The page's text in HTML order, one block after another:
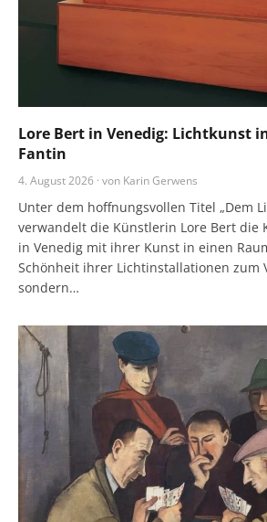
Lore Bert in Venedig: Lichtkunst
Fantin
4. August 2026 · von Karin Gerwens
Unter dem hoffnungsvollen Titel „Dem
verwandelt die Künstlerin Lore Bert die
in Venedig mit ihrer Kunst in einen
Schönheit ihrer Lichtinstallationen zum
sondern…